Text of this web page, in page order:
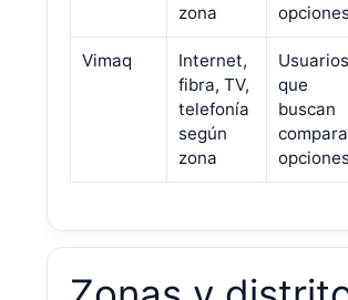
zona
Vimaq
Internet,
fibra, TV,
telefonía
según
zona
Usuarios
que
buscan